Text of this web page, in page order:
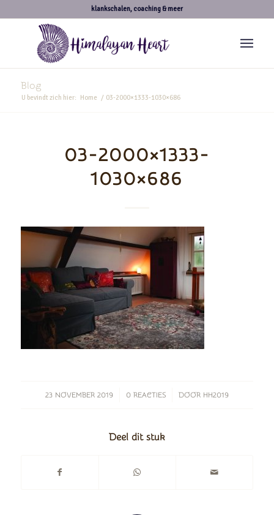
klankschalen, coaching & meer
Blog
U bevindt zich hier: Home / 03-2000×1333-1030×686
03-2000×1333-
1030×686
23 NOVEMBER 2019
/ 0 REACTIES
/ DOOR HH2019
Deel dit stuk